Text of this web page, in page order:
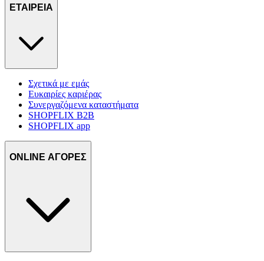
τοποθεσίας μας στους συνεργάτες μέσων κοινωνικής
ΕΤΑΙΡΕΙΑ
Σχετικά με εμάς
Ευκαιρίες καριέρας
Συνεργαζόμενα καταστήματα
SHOPFLIX B2B
SHOPFLIX app
ONLINE ΑΓΟΡΕΣ